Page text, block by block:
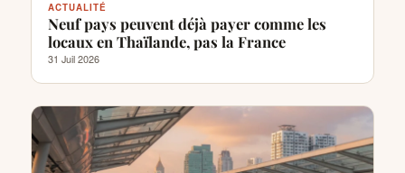
ACTUALITÉ
Neuf pays peuvent déjà payer comme les
locaux en Thaïlande, pas la France
31 Juil 2026